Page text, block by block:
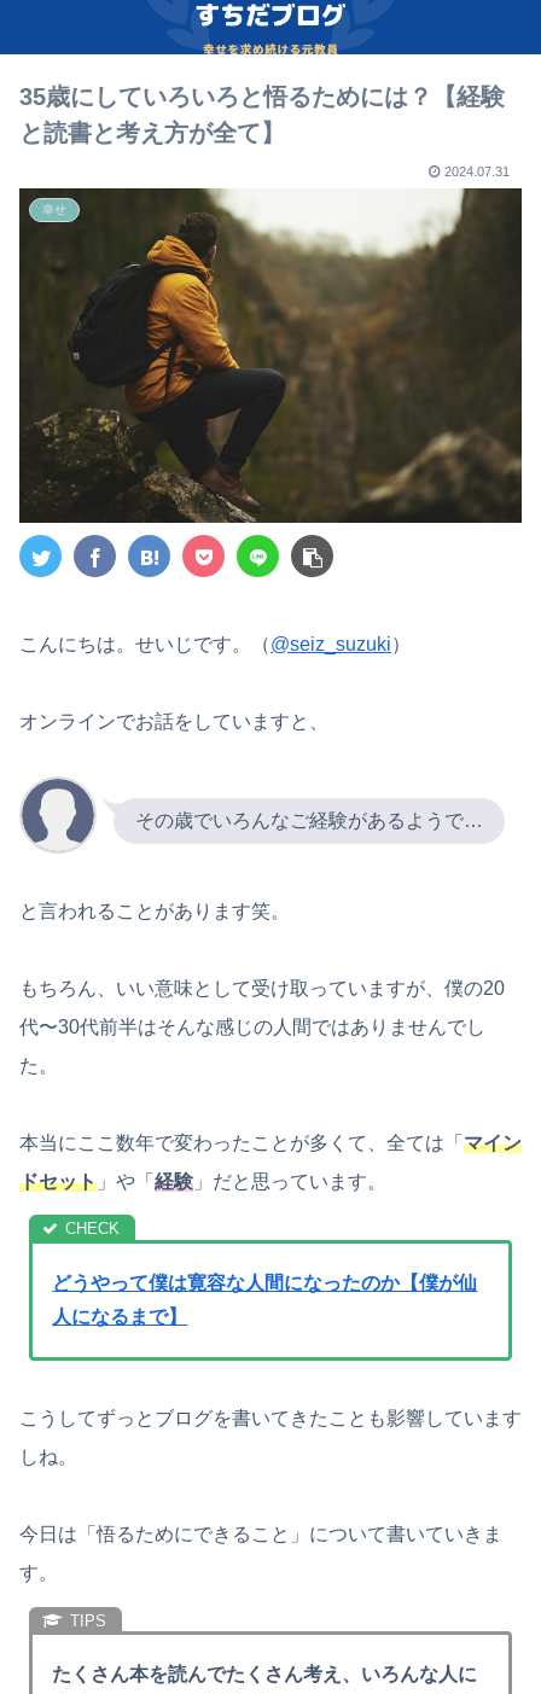
35歳にしていろいろと悟るためには？【経験
と読書と考え方が全て】
2024.07.31
幸せ
こんにちは。せいじです。（@seiz_suzuki）
オンラインでお話をしていますと、
その歳でいろんなご経験があるようで…
と言われることがあります笑。
もちろん、いい意味として受け取っていますが、僕の20
代〜30代前半はそんな感じの人間ではありませんでし
た。
本当にここ数年で変わったことが多くて、全ては「 マイン
ドセット 」や「 経験 」だと思っています。
どうやって僕は寛容な人間になったのか【僕が仙
人になるまで】
こうしてずっとブログを書いてきたことも影響しています
しね。
今日は「悟るためにできること」について書いていきま
す。
たくさん本を読んでたくさん考え、いろんな人に